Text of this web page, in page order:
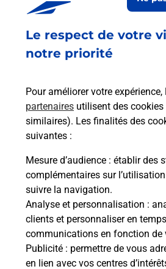
Le respect de votre
notre priorité
Pour améliorer votre expérience,
partenaires utilisent des
similaires). Les finalités des
suivantes :
Mesure d’audience : établir des
complémentaires sur
suivre la navigation.
Analyse et personnalisation :
clients et personnaliser en
communications en fonction de
Publicité : permettre de vous
en lien avec vos centres
jusqu'à 09h30
92 RUE DU GENERAL
44110 CHATEAUBRIANT
Malin !
La Poste
en ligne
Ouvert 24h/24
En savoir plus